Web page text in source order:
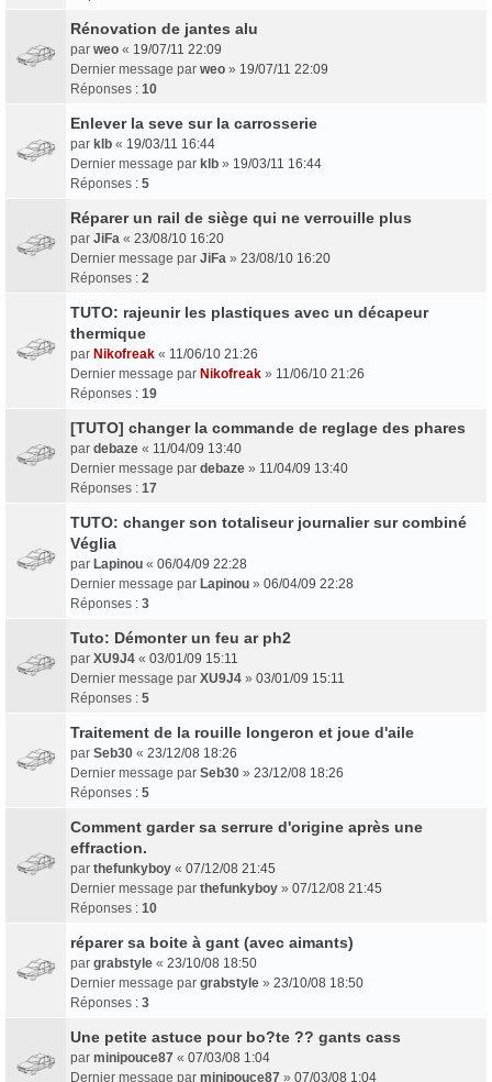
Rénovation de jantes alu
par weo « 19/07/11 22:09
Dernier message par weo » 19/07/11 22:09
Réponses : 10
Enlever la seve sur la carrosserie
par klb « 19/03/11 16:44
Dernier message par klb » 19/03/11 16:44
Réponses : 5
Réparer un rail de siège qui ne verrouille plus
par JiFa « 23/08/10 16:20
Dernier message par JiFa » 23/08/10 16:20
Réponses : 2
TUTO: rajeunir les plastiques avec un décapeur
thermique
par Nikofreak « 11/06/10 21:26
Dernier message par Nikofreak » 11/06/10 21:26
Réponses : 19
[TUTO] changer la commande de reglage des phares
par debaze « 11/04/09 13:40
Dernier message par debaze » 11/04/09 13:40
Réponses : 17
TUTO: changer son totaliseur journalier sur combiné
Véglia
par Lapinou « 06/04/09 22:28
Dernier message par Lapinou » 06/04/09 22:28
Réponses : 3
Tuto: Démonter un feu ar ph2
par XU9J4 « 03/01/09 15:11
Dernier message par XU9J4 » 03/01/09 15:11
Réponses : 5
Traitement de la rouille longeron et joue d'aile
par Seb30 « 23/12/08 18:26
Dernier message par Seb30 » 23/12/08 18:26
Réponses : 5
Comment garder sa serrure d'origine après une
effraction.
par thefunkyboy « 07/12/08 21:45
Dernier message par thefunkyboy » 07/12/08 21:45
Réponses : 10
réparer sa boite à gant (avec aimants)
par grabstyle « 23/10/08 18:50
Dernier message par grabstyle » 23/10/08 18:50
Réponses : 3
Une petite astuce pour bo?te ?? gants cass
par minipouce87 « 07/03/08 1:04
Dernier message par minipouce87 » 07/03/08 1:04